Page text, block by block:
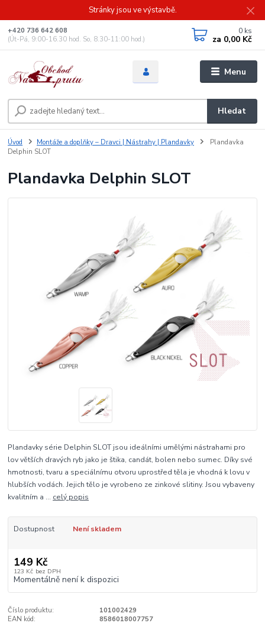
Stránky jsou ve výstavbě.
Menu
Hledat
+420 736 642 608
(Út-Pá, 9:00-16.30 hod. So, 8.30-11:00 hod.)
0 ks
za 0,00 Kč
Úvod Montáže a doplňky – Dravci | Nástrahy | Plandavky
Plandavka
Delphin SLOT
Plandavka Delphin SLOT
Plandavky série Delphin SLOT jsou ideálními umělými nástrahami pro
lov větších dravých ryb jako je štika, candát, bolen nebo sumec. Díky své
hmotnosti, tvaru a speciálnímu otvoru uprostřed těla je vhodná k lovu v
hlubších vodách. Jejich tělo je vyrobeno ze zinkové slitiny. Jsou vybaveny
kvalitním a ... celý popis
Dostupnost Není skladem
149 Kč
123 Kč bez DPH
Momentálně není k dispozici
Číslo produktu:
101002429
EAN kód:
8586018007757